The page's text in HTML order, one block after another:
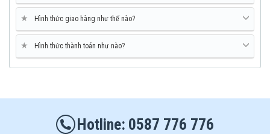
★ Hình thức giao hàng như thế nào?
★ Hình thức thành toán như nào?
0587 776 776